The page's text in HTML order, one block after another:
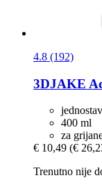
4.8 (192)
3DJAKE
400 ml
za
€ 10,49 (€
Trenutno nije